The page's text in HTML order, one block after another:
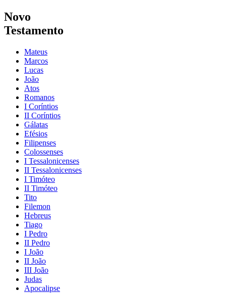
Novo
Testamento
Mateus
Marcos
Lucas
João
Atos
Romanos
I Coríntios
II Coríntios
Gálatas
Efésios
Filipenses
Colossenses
I Tessalonicenses
II Tessalonicenses
I Timóteo
II Timóteo
Tito
Filemon
Hebreus
Tiago
I Pedro
II Pedro
I João
II João
III João
Judas
Apocalipse